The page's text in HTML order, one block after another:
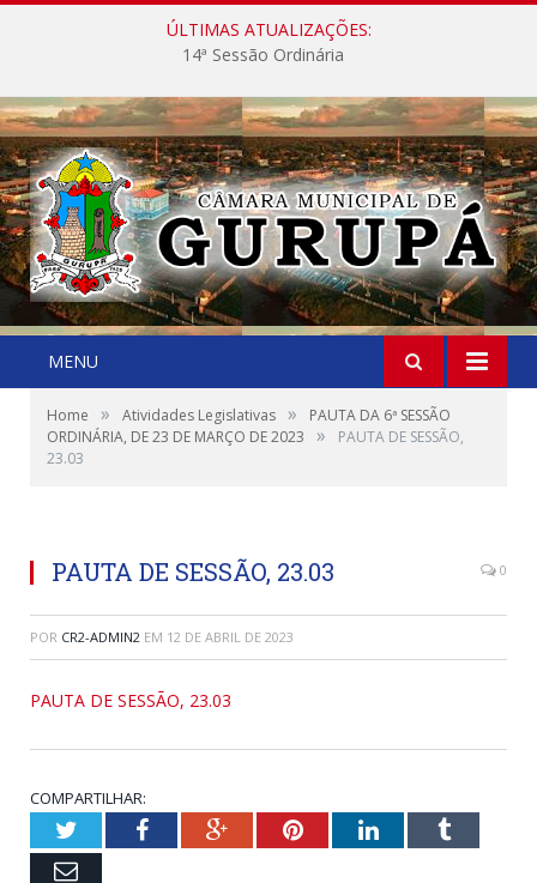
ÚLTIMAS ATUALIZAÇÕES:
14ª Sessão Ordinária
MENU
Home » Atividades Legislativas »
PAUTA DA 6ª SESSÃO
ORDINÁRIA, DE 23 DE MARÇO DE 2023
»
PAUTA DE SESSÃO,
23.03
PAUTA DE SESSÃO, 23.03 0
POR CR2-ADMIN2 EM 12 DE ABRIL DE 2023
PAUTA DE SESSÃO, 23.03
COMPARTILHAR:
TwitterFacebookGoogle+PinterestLinkedInTumblr
Email